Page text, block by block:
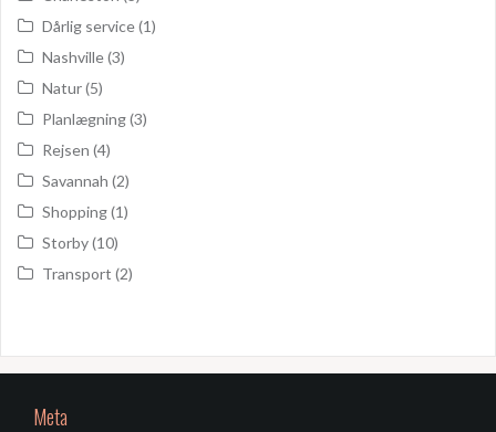
Dårlig service(1)
Nashville(3)
Natur(5)
Planlægning(3)
Rejsen (4)
Savannah (2)
Shopping(1)
Storby(10)
Transport (2)
Meta